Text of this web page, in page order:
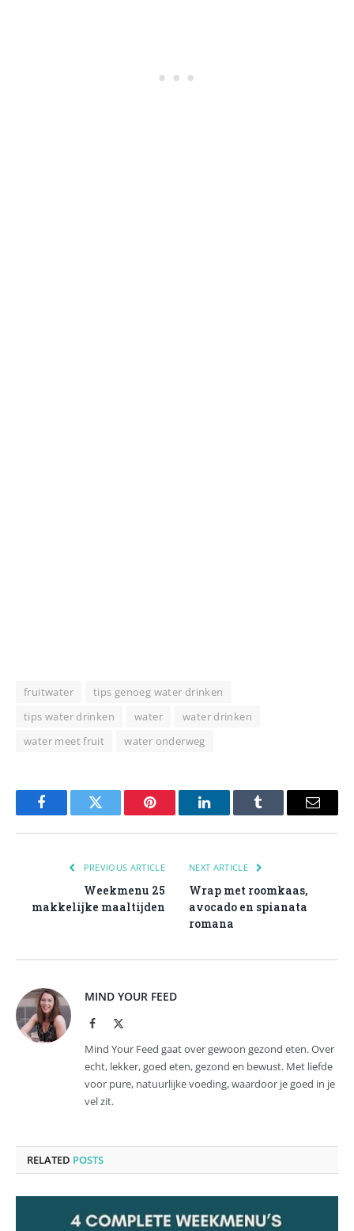
fruitwater
tips genoeg water drinken
tips water drinken
water
water drinken
water meet fruit
water onderweg
FacebookTwitter Pinterest LinkedInTumblr Email
PREVIOUS ARTICLE
Weekmenu 25
makkelijke maaltijden
NEXT ARTICLE
Wrap met roomkaas,
avocado en spianata
romana
MIND YOUR FEED
Facebook
Mind Your Feed gaat over gewoon gezond eten. Over
echt, lekker, goed eten, gezond en bewust. Met liefde
voor pure, natuurlijke voeding, waardoor je goed in je
vel zit.
RELATED POSTS